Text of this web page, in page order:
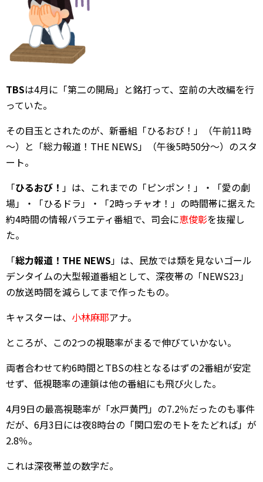
TBSは4月に「第二の開局」と銘打って、空前の大改編を行
っていた。
その目玉とされたのが、新番組「ひるおび！」（午前11時
～）と「総力報道！THE NEWS」（午後5時50分～）のスタ
ート。
「ひるおび！ 」は、これまでの「ピンポン！」・「愛の劇
場」・「ひるドラ」・「2時っチャオ！」の時間帯に据えた
約4時間の情報バラエティ番組で、司会に恵俊彰を抜擢し
た。
「総力報道！THE NEWS」は、民放では類を見ないゴール
デンタイムの大型報道番組として、深夜帯の「NEWS23」
の放送時間を減らしてまで作ったもの。
キャスターは、 小林麻耶アナ。
ところが、この2つの視聴率がまるで伸びていかない。
両者合わせて約6時間とTBSの柱となるはずの2番組が安定
せず、低視聴率の連鎖は他の番組にも飛び火した。
4月9日の最高視聴率が「水戸黄門」の7.2％だったのも事件
だが、6月3日には夜8時台の「関口宏のモトをたどれば」が
2.8％。
これは深夜帯並の数字だ。